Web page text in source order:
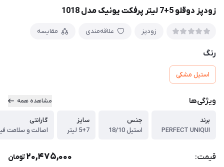
زودپز دوقلو 5+7 لیتر پرفکت یونیک مدل 1018
زودپز علاقه‌مندی مقایسه
رنگ
استیل مشکی
ویژگی‌ها مشاهده همه
برند
PERFECT UNIQUI
جنس
استیل 18/10
سایز
5+7 لیتر
گارانتی
اصالت و سلامت
قیمت: 20,475,000تومان